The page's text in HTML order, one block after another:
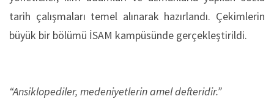
tarih çalışmaları temel alınarak hazırlandı. Çekimlerin
büyük bir bölümü İSAM kampüsünde gerçekleştirildi.
“Ansiklopediler, medeniyetlerin amel defteridir.”